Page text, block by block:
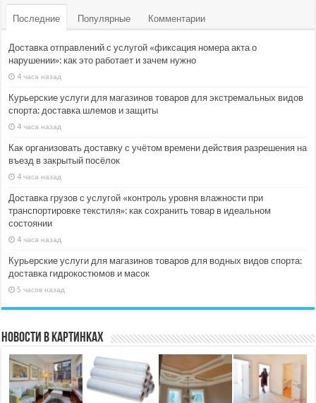
Последние Популярные Комментарии
Доставка отправлений с услугой «фиксация номера акта о
нарушении»: как это работает и зачем нужно
4 часа назад
Курьерские услуги для магазинов товаров для экстремальных видов
спорта: доставка шлемов и защиты
4 часа назад
Как организовать доставку с учётом времени действия разрешения на
въезд в закрытый посёлок
4 часа назад
Доставка грузов с услугой «контроль уровня влажности при
транспортировке текстиля»: как сохранить товар в идеальном
состоянии
4 часа назад
Курьерские услуги для магазинов товаров для водных видов спорта:
доставка гидрокостюмов и масок
5 часов назад
Новости в картинках